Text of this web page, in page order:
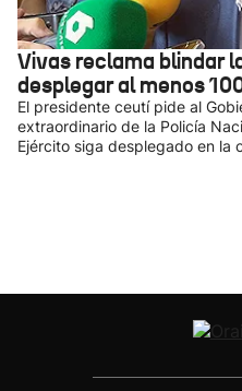
Vivas reclama blindar
desplegar al menos
El presidente ceutí pide al
extraordinario de la Policía
Ejército siga desplegado en la